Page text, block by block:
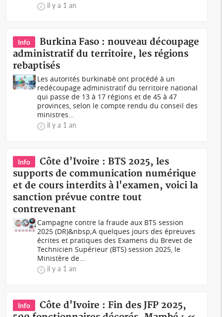
il y a 1 an
Info
Burkina Faso : nouveau découpage
administratif du territoire, les régions
rebaptisés
Les autorités burkinabè ont procédé à un
redécoupage administratif du territoire national
qui passe de 13 à 17 régions et de 45 à 47
provinces, selon le compte rendu du conseil des
ministres...
il y a 1 an
Info
Côte d'Ivoire : BTS 2025, les
supports de communication numérique
et de cours interdits à l'examen, voici la
sanction prévue contre tout
contrevenant
Campagne contre la fraude aux BTS session
2025 (DR)&nbsp;A quelques jours des épreuves
écrites et pratiques des Examens du Brevet de
Technicien Supérieur (BTS) session 2025, le
Ministère de...
il y a 1 an
Info
Côte d'Ivoire : Fin des JFP 2025,